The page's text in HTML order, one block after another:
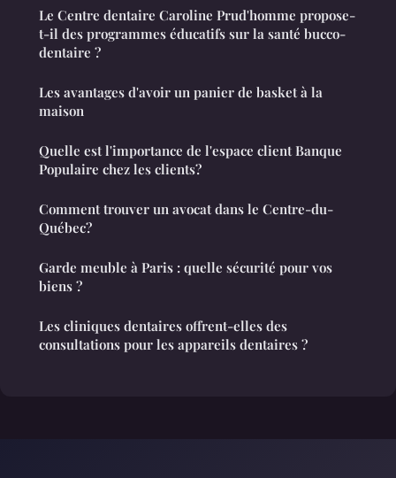
Le Centre dentaire Caroline Prud'homme propose-
t-il des programmes éducatifs sur la santé bucco-
dentaire ?
Les avantages d'avoir un panier de basket à la
maison
Quelle est l'importance de l'espace client Banque
Populaire chez les clients?
Comment trouver un avocat dans le Centre-du-
Québec?
Garde meuble à Paris : quelle sécurité pour vos
biens ?
Les cliniques dentaires offrent-elles des
consultations pour les appareils dentaires ?